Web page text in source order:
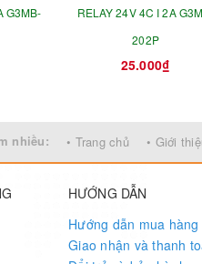
G3MB-
RELAY 24V 4C I 2A
202P
25.000₫
nhiều: • Trang chủ • Giới
HƯỚNG DẪN
Hướng dẫn mua hàng
Giao nhận và thanh